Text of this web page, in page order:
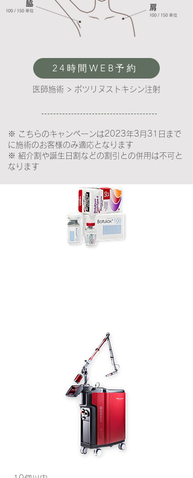
24時間WEB予約
医師施術 > ボツリヌストキシン注射
※ こちらのキャンペーンは2023年3月31日まで
に施術のお客様のみ適応となります
※ 紹介割や誕生日割などの割引との併用は不可と
なります